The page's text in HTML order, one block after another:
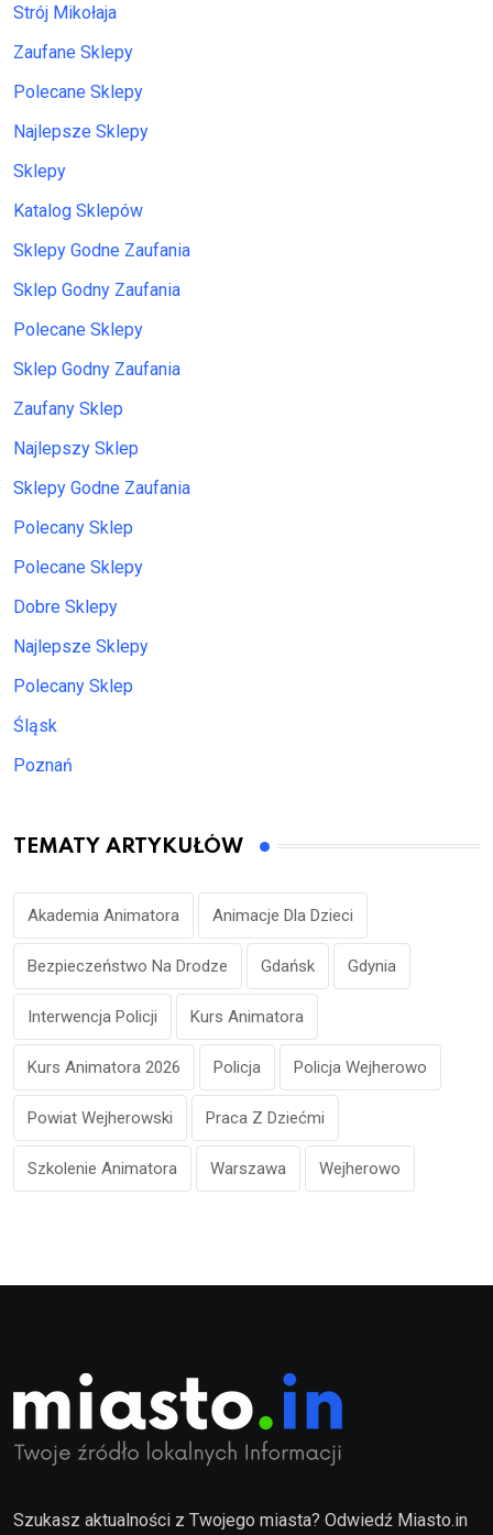
Strój Mikołaja
Zaufane Sklepy
Polecane Sklepy
Najlepsze Sklepy
Sklepy
Katalog Sklepów
Sklepy Godne Zaufania
Sklep Godny Zaufania
Polecane Sklepy
Sklep Godny Zaufania
Zaufany Sklep
Najlepszy Sklep
Sklepy Godne Zaufania
Polecany Sklep
Polecane Sklepy
Dobre Sklepy
Najlepsze Sklepy
Polecany Sklep
Śląsk
Poznań
TEMATY ARTYKUŁÓW
Akademia Animatora Animacje Dla Dzieci
Bezpieczeństwo Na Drodze Gdańsk Gdynia
Interwencja Policji Kurs Animatora
Kurs Animatora 2026 Policja Policja Wejherowo
Powiat Wejherowski Praca Z Dziećmi
Szkolenie Animatora Warszawa Wejherowo
Szukasz aktualności z Twojego miasta? Odwiedź Miasto.in